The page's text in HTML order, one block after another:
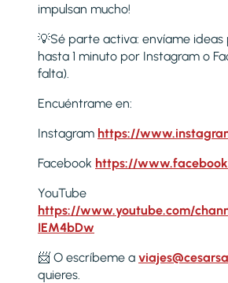
impulsan mucho!
💡Sé parte activa: envíame
hasta 1 minuto por Instagram o
falta).
Encuéntrame en:
Instagram https://
Facebook https://
YouTube
https://www.youtube.com/
IEM4bDw
📨 O escríbeme a
quieres.